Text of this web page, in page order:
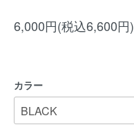
6,000円(税込6,600円)
カラー